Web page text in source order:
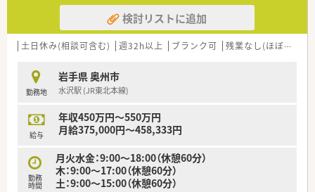
検討リストに追加
土日休み(相談可含む) 週32h以上 ブランク可 残業なし(ほぼなし含む)
勤務地
岩手県 奥州市
水沢駅 (JR東北本線)
給与
年収450万円～550万円
月給375,000円～458,333円
勤務
時間
月火水金：9:00～18:00（休憩60分）
木：9:00～17:00（休憩60分）
土：9:00～15:00（休憩60分）